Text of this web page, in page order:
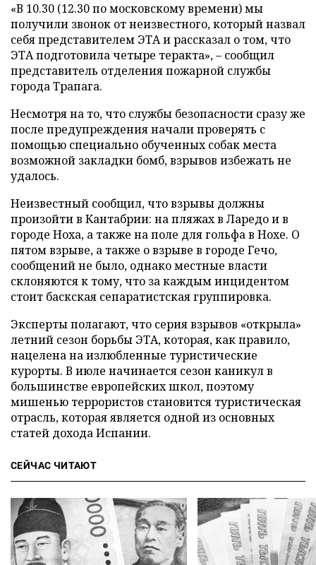
«В 10.30 (12.30 по московскому времени) мы
получили звонок от неизвестного, который назвал
себя представителем ЭТА и рассказал о том, что
ЭТА подготовила четыре теракта», – сообщил
представитель отделения пожарной службы
города Трапага.
Несмотря на то, что службы безопасности сразу же
после предупреждения начали проверять с
помощью специально обученных собак места
возможной закладки бомб, взрывов избежать не
удалось.
Неизвестный сообщил, что взрывы должны
произойти в Кантабрии: на пляжах в Ларедо и в
городе Ноха, а также на поле для гольфа в Нохе. О
пятом взрыве, а также о взрыве в городе Гечо,
сообщений не было, однако местные власти
склоняются к тому, что за каждым инцидентом
стоит баскская сепаратистская группировка.
Эксперты полагают, что серия взрывов «открыла»
летний сезон борьбы ЭТА, которая, как правило,
нацелена на излюбленные туристические
курорты. В июле начинается сезон каникул в
большинстве европейских школ, поэтому
мишенью террористов становится туристическая
отрасль, которая является одной из основных
статей дохода Испании.
СЕЙЧАС ЧИТАЮТ